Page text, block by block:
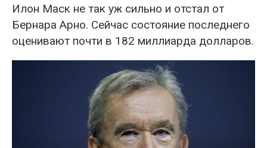
Илон Маск не так уж сильно и отстал от
Бернара Арно. Сейчас состояние последнего
оценивают почти в 182 миллиарда долларов.